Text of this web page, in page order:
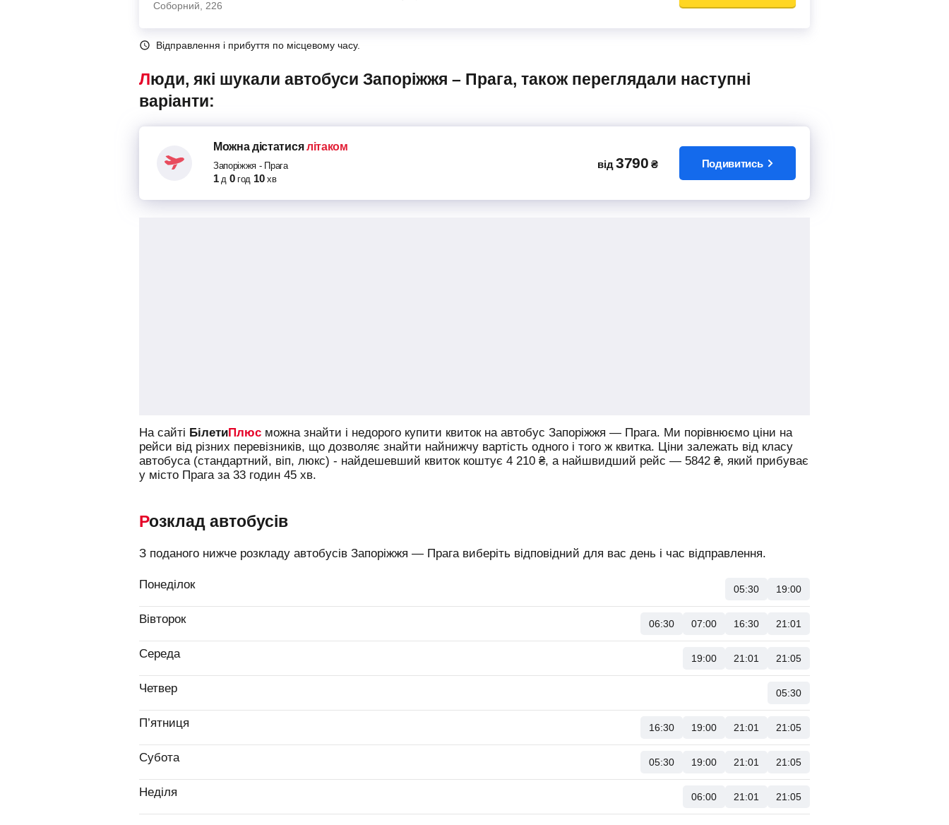
Соборний, 226
Відправлення і прибуття по місцевому часу.
Люди, які шукали автобуси Запоріжжя – Прага, також переглядали наступні
варіанти:
Можна дістатися літаком
Запоріжжя - Прага
1 д 0 год 10 хв
від 3790 ₴ Подивитись
На сайті БілетиПлюс можна знайти і недорого купити квиток на автобус Запоріжжя — Прага. Ми порівнюємо ціни на
рейси від різних перевізників, що дозволяє знайти найнижчу вартість одного і того ж квитка. Ціни залежать від класу
автобуса (стандартний, віп, люкс) - найдешевший квиток коштує 4 210 ₴, а найшвидший рейс — 5842 ₴, який прибуває
у місто Прага за 33 годин 45 хв.
Розклад автобусів
З поданого нижче розкладу автобусів Запоріжжя — Прага виберіть відповідний для вас день і час відправлення.
Понеділок 05:30 19:00
Вівторок 06:30 07:00 16:30 21:01
Середа 19:00 21:01 21:05
Четвер 05:30
П’ятниця 16:30 19:00 21:01 21:05
Субота 05:30 19:00 21:01 21:05
Неділя 06:00 21:01 21:05